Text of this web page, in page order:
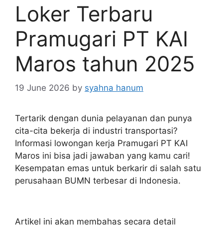
Loker Terbaru
Pramugari PT KAI
Maros tahun 2025
19 June 2026 by syahna hanum
Tertarik dengan dunia pelayanan dan punya
cita-cita bekerja di industri transportasi?
Informasi lowongan kerja Pramugari PT KAI
Maros ini bisa jadi jawaban yang kamu cari!
Kesempatan emas untuk berkarir di salah satu
perusahaan BUMN terbesar di Indonesia.
Artikel ini akan membahas secara detail